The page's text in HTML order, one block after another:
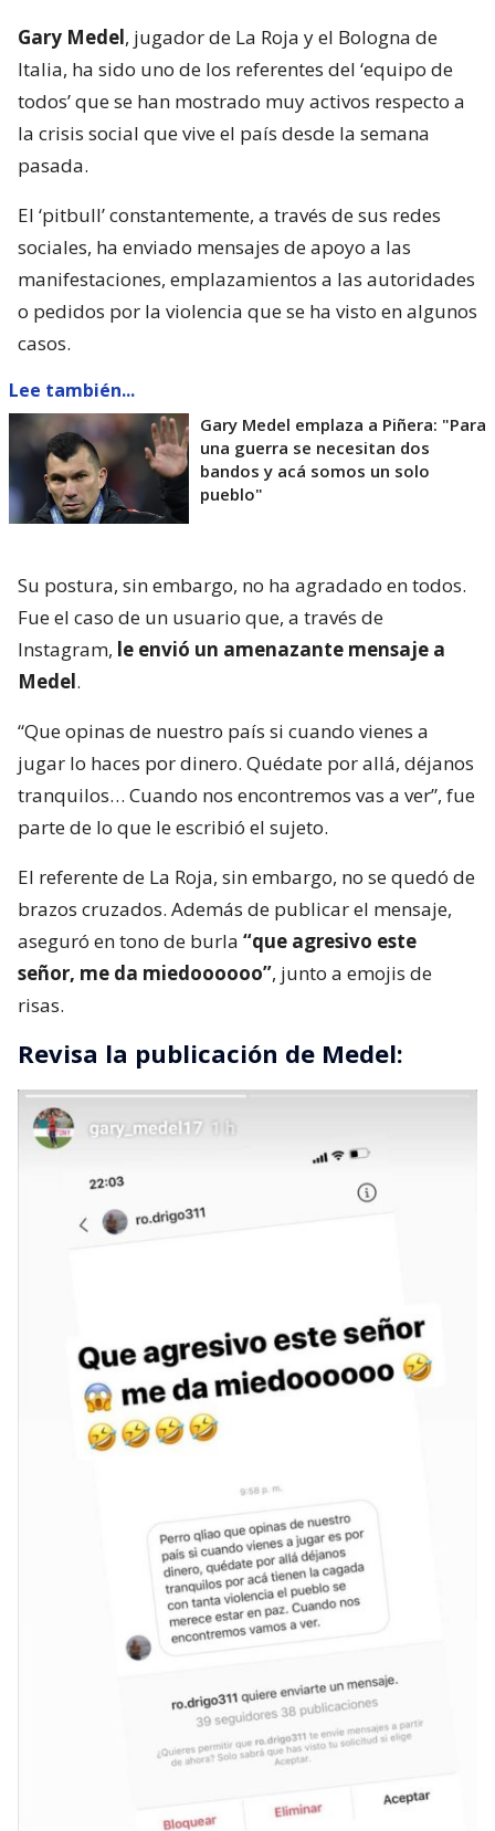
Gary Medel, jugador de La Roja y el Bologna de
Italia, ha sido uno de los referentes del ‘equipo de
todos’ que se han mostrado muy activos respecto a
la crisis social que vive el país desde la semana
pasada.
El ‘pitbull’ constantemente, a través de sus redes
sociales, ha enviado mensajes de apoyo a las
manifestaciones, emplazamientos a las autoridades
o pedidos por la violencia que se ha visto en algunos
casos.
Lee también...
Gary Medel emplaza a Piñera: "Para
una guerra se necesitan dos
bandos y acá somos un solo
pueblo"
Su postura, sin embargo, no ha agradado en todos.
Fue el caso de un usuario que, a través de
Instagram, le envió un amenazante mensaje a
Medel.
“Que opinas de nuestro país si cuando vienes a
jugar lo haces por dinero. Quédate por allá, déjanos
tranquilos… Cuando nos encontremos vas a ver”, fue
parte de lo que le escribió el sujeto.
El referente de La Roja, sin embargo, no se quedó de
brazos cruzados. Además de publicar el mensaje,
aseguró en tono de burla “que agresivo este
señor, me da miedoooooo”, junto a emojis de
risas.
Revisa la publicación de Medel: